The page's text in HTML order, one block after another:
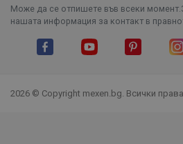
Може да се отпишете във всеки
нашата информация за контакт в
2026 © Copyright mexen.bg. Всички